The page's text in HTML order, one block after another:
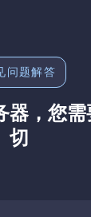
问题解答
器，您
切